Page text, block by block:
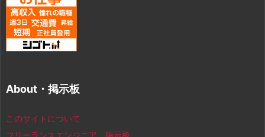
About・掲示板
このサイトについて
フリーランスエンジニア 掲示板